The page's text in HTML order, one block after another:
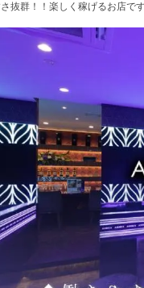
週１～OK (4)
抜群！！楽しく稼げるお店で